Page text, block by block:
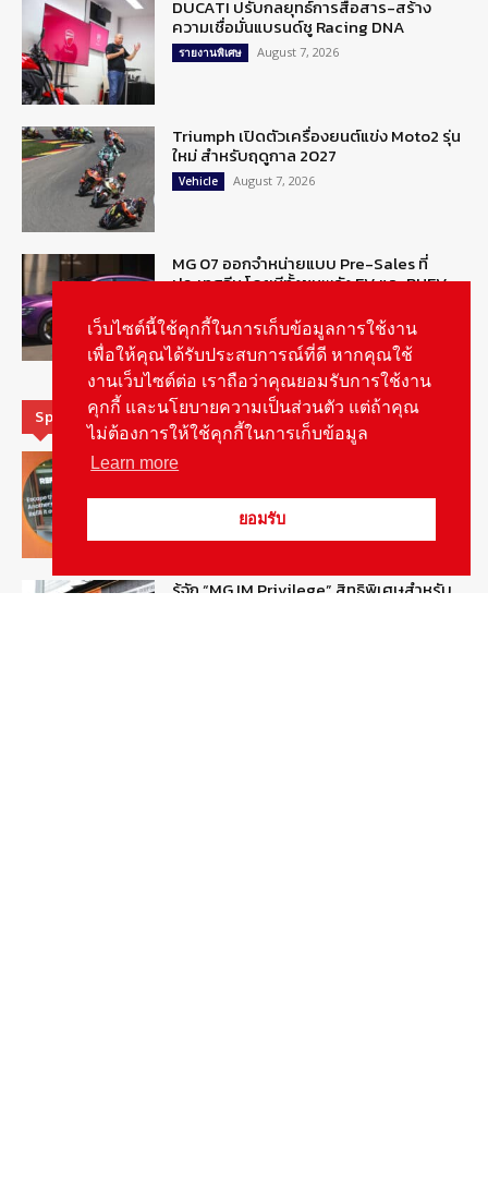
DUCATI ปรับกลยุทธ์การสื่อสาร-สร้าง
ความเชื่อมั่นแบรนด์ชู Racing DNA
รายงานพิเศษ August 7, 2026
Triumph เปิดตัวเครื่องยนต์แข่ง Moto2 รุ่น
ใหม่ สำหรับฤดูกาล 2027
Vehicle August 7, 2026
MG 07 ออกจำหน่ายแบบ Pre-Sales ที่
ประเทศจีน โดยมีทั้งขุมพลัง EV และ PHEV
Special Picks
MG ลั่นกลองรบ! เตรียมลุยชิงส่วนแบ่งตลาด
รู้จัก “MG IM Privilege” สิทธิพิเศษสำหรับ
เว็บไซต์นี้ใช้คุกกี้ในการเก็บข้อมูลการใช้งาน
เพื่อให้คุณได้รับประสบการณ์ที่ดี หากคุณใช้
งานเว็บไซต์ต่อ เราถือว่าคุณยอมรับการใช้งาน
คุกกี้ และนโยบายความเป็นส่วนตัว แต่ถ้าคุณ
ไม่ต้องการให้ใช้คุกกี้ในการเก็บข้อมูล
Learn more
ยอมรับ